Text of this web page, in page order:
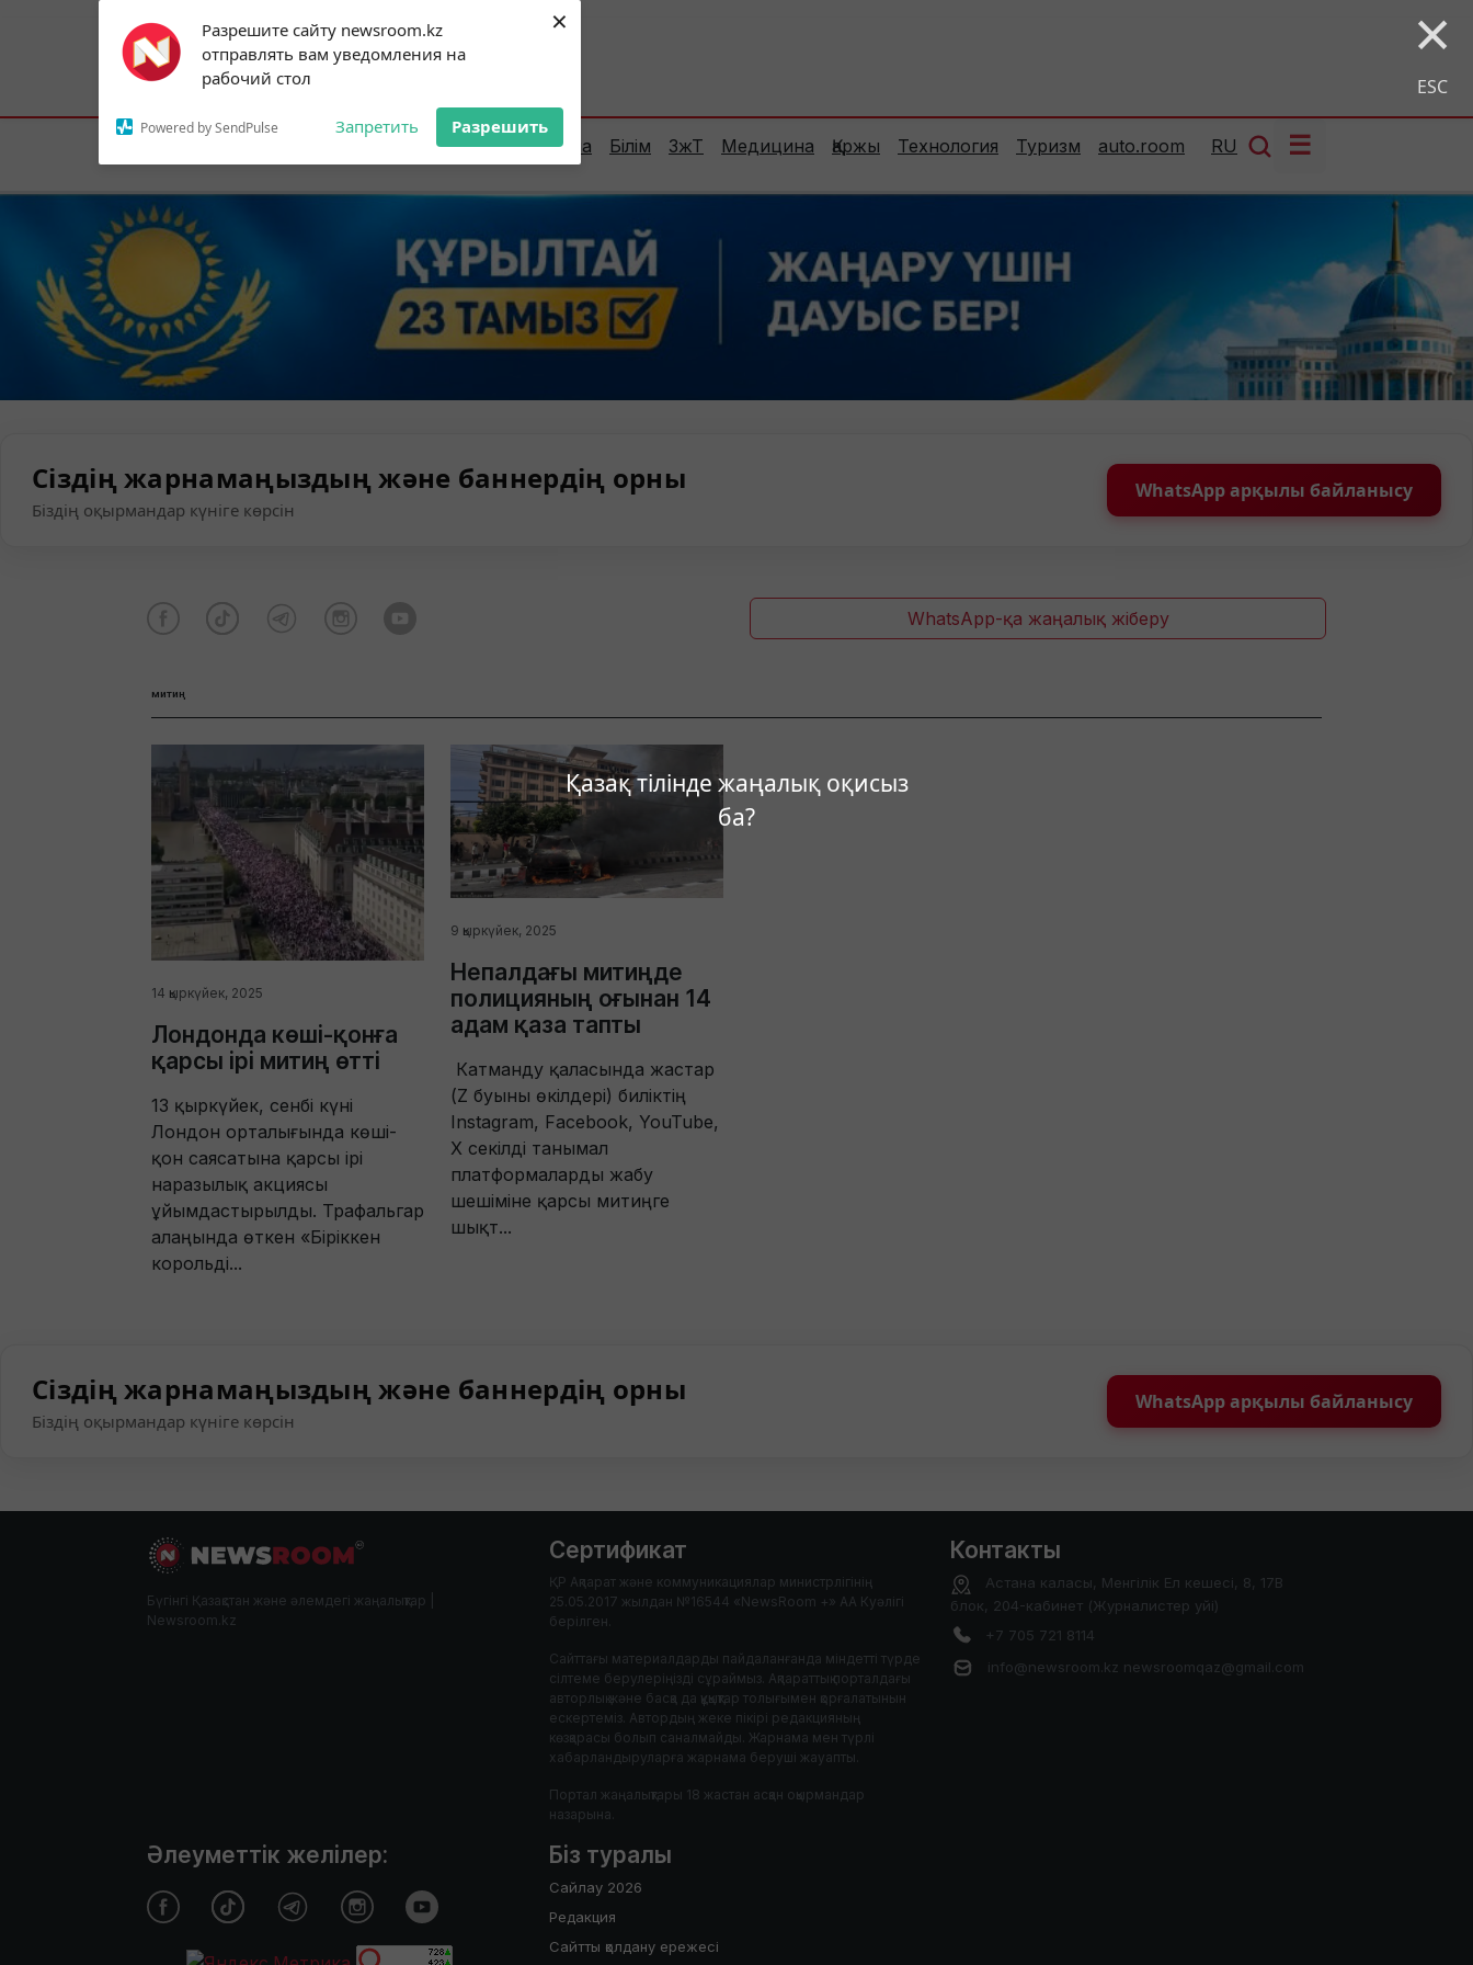
Разрешите сайту newsroom.kz
отправлять вам уведомления на
рабочий стол
Powered by SendPulse Запретить Разрешить
× ×
ESC
Қазақ тілінде жаңалық оқисыз
ба?
Subscribe to our
notifications!
To enable permission prompts, click on
the notification icon
Астана:26°C Алматы:30°C Шымкент:
Елорда Сараптама Білім ЗжТ Медицина Қаржы Технология Туризм auto.room RU ☰
Сіздің жарнамаңыздың және баннердің орны
Біздің оқырмандар күніге көрсін
WhatsApp арқылы байланысу
WhatsApp-қа жаңалық жіберу
митиң
14 қыркүйек, 2025
Лондонда көші-қонға
қарсы ірі митиң өтті
13 қыркүйек, сенбі күні
Лондон орталығында көші-
қон саясатына қарсы ірі
наразылық акциясы
ұйымдастырылды. Трафальгар
алаңында өткен «Біріккен
корольді...
9 қыркүйек, 2025
Непалдағы митиңде
полицияның оғынан 14
адам қаза тапты
Катманду қаласында жастар
(Z буыны өкілдері) биліктің
Instagram, Facebook, YouTube,
X секілді танымал
платформаларды жабу
шешіміне қарсы митиңге
шықт...
Сіздің жарнамаңыздың және баннердің орны
Біздің оқырмандар күніге көрсін
WhatsApp арқылы байланысу
Бүгінгі Қазақстан және әлемдегі жаңалықтар |
Newsroom.kz
Сертификат
ҚР Ақпарат және коммуникациялар министрлігінің
25.05.2017 жылдан №16544 «NewsRoom +» АА Куәлігі
берілген.
Сайттағы материалдарды пайдаланғанда міндетті түрде
сілтеме берулеріңізді сұраймыз. Ақпараттық порталдағы
авторлық және басқа да құқықтар толығымен қорғалатынын
ескертеміз. Автордың жеке пікірі редакцияның
көзқарасы болып саналмайды. Жарнама мен түрлі
хабарландыруларға жарнама беруші жауапты.
Портал жаңалықтары 18 жастан асқан оқырмандар
назарына.
Контакты
Астана каласы, Менгілік Ел кешесі, 8, 17В
блок, 204-кабинет (Журналистер уйі)
+7 705 721 8114
info@newsroom.kz newsroomqaz@gmail.com
Біз туралы
Сайлау 2026
Редакция
Сайтты қолдану ережесі
Әлеуметтік желілер: